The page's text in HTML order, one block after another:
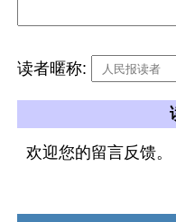
读者暱称:
欢迎您的留言反馈。